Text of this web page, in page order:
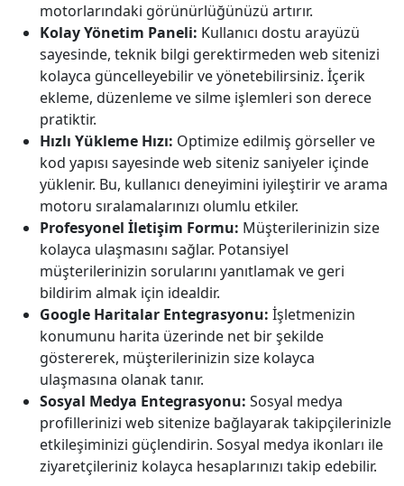
motorlarındaki görünürlüğünüzü artırır.
Kolay Yönetim Paneli: Kullanıcı dostu arayüzü
sayesinde, teknik bilgi gerektirmeden web sitenizi
kolayca güncelleyebilir ve yönetebilirsiniz. İçerik
ekleme, düzenleme ve silme işlemleri son derece
pratiktir.
Hızlı Yükleme Hızı: Optimize edilmiş görseller ve
kod yapısı sayesinde web siteniz saniyeler içinde
yüklenir. Bu, kullanıcı deneyimini iyileştirir ve arama
motoru sıralamalarınızı olumlu etkiler.
Profesyonel İletişim Formu: Müşterilerinizin size
kolayca ulaşmasını sağlar. Potansiyel
müşterilerinizin sorularını yanıtlamak ve geri
bildirim almak için idealdir.
Google Haritalar Entegrasyonu: İşletmenizin
konumunu harita üzerinde net bir şekilde
göstererek, müşterilerinizin size kolayca
ulaşmasına olanak tanır.
Sosyal Medya Entegrasyonu: Sosyal medya
profillerinizi web sitenize bağlayarak takipçilerinizle
etkileşiminizi güçlendirin. Sosyal medya ikonları ile
ziyaretçileriniz kolayca hesaplarınızı takip edebilir.